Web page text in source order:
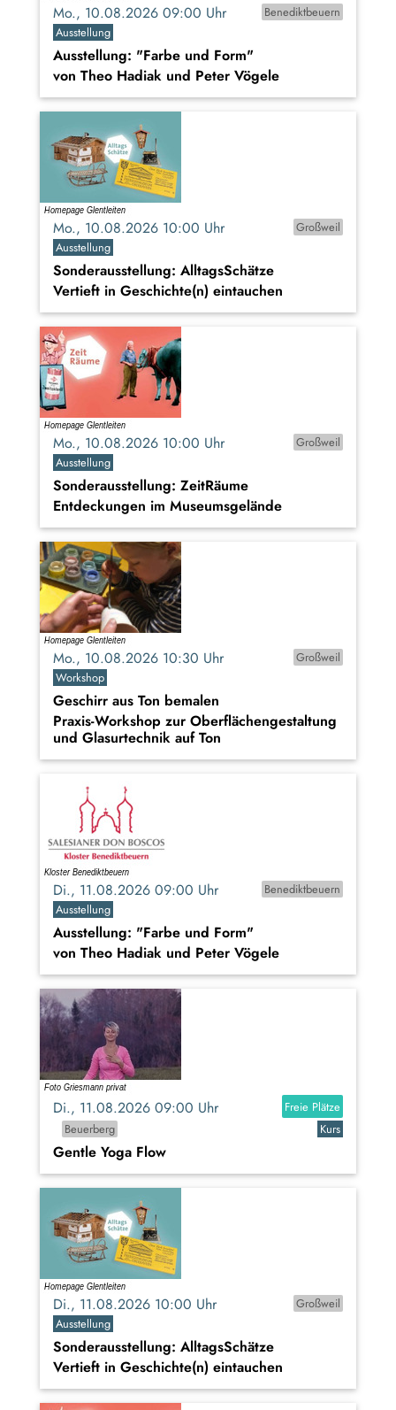
Mo., 10.08.2026 09:00 Uhr
Benediktbeuern
Ausstellung
Ausstellung: "Farbe und Form"
von Theo Hadiak und Peter Vögele
Mo., 10.08.2026 10:00 Uhr
Großweil
Ausstellung
Sonderausstellung: AlltagsSchätze
Vertieft in Geschichte(n) eintauchen
Mo., 10.08.2026 10:00 Uhr
Großweil
Ausstellung
Sonderausstellung: ZeitRäume
Entdeckungen im Museumsgelände
Mo., 10.08.2026 10:30 Uhr
Großweil
Workshop
Geschirr aus Ton bemalen
Praxis-Workshop zur Oberflächengestaltung
und Glasurtechnik auf Ton
Di., 11.08.2026 09:00 Uhr
Benediktbeuern
Ausstellung
Ausstellung: "Farbe und Form"
von Theo Hadiak und Peter Vögele
Di., 11.08.2026 09:00 Uhr
Freie Plätze
Beuerberg
Kurs
Gentle Yoga Flow
Di., 11.08.2026 10:00 Uhr
Großweil
Ausstellung
Sonderausstellung: AlltagsSchätze
Vertieft in Geschichte(n) eintauchen